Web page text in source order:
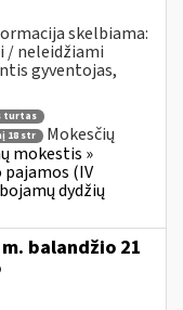
skelbiama:
/ neleidžiami
gyventojas,
turtas
18 str
Mokesčių
mokestis »
(IV
dydžių
balandžio 21